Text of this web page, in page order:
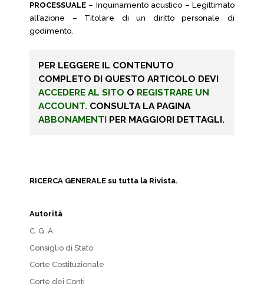
PROCESSUALE – Inquinamento acustico – Legittimato
all’azione – Titolare di un diritto personale di
godimento.
PER LEGGERE IL CONTENUTO
COMPLETO DI QUESTO ARTICOLO DEVI
ACCEDERE AL SITO O REGISTRARE UN
ACCOUNT. CONSULTA LA PAGINA
ABBONAMENTI PER MAGGIORI DETTAGLI.
RICERCA GENERALE su tutta la Rivista.
Autorità
C. G. A.
Consiglio di Stato
Corte Costituzionale
Corte dei Conti